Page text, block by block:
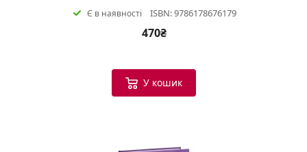
Є в наявності ISBN: 9786178676179
470₴
У кошик